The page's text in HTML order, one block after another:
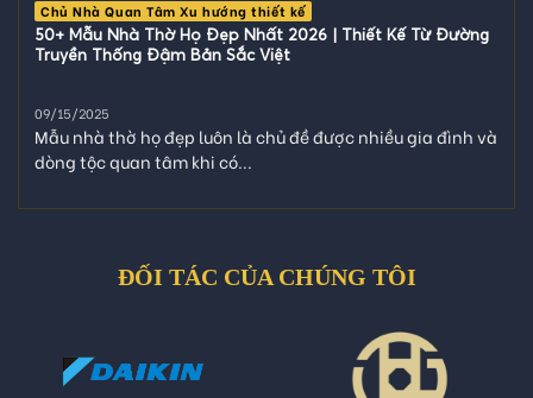
Chủ Nhà Quan Tâm Xu hướng thiết kế
50+ Mẫu Nhà Thờ Họ Đẹp Nhất 2026 | Thiết Kế Từ Đường
Truyền Thống Đậm Bản Sắc Việt
09/15/2025
Mẫu nhà thờ họ đẹp luôn là chủ đề được nhiều gia đình và
dòng tộc quan tâm khi có...
ĐỐI TÁC CỦA CHÚNG TÔI